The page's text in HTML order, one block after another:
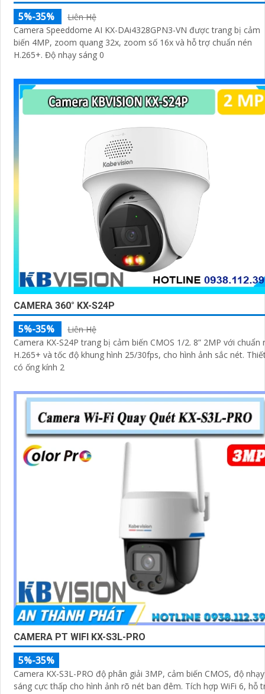
5%-35%
Liên Hệ
Camera Speeddome AI KX-DAi4328GPN3-VN được trang bị cảm
biến 4MP, zoom quang 32x, zoom số 16x và hỗ trợ chuẩn nén
H.265+. Độ nhạy sáng 0
CAMERA 360° KX-S24P
5%-35%
Liên Hệ
Camera KX-S24P trang bị cảm biến CMOS 1/2. 8” 2MP với chuẩn
H.265+ và tốc độ khung hình 25/30fps, cho hình ảnh sắc nét. Thiết bị
có ống kính 2
CAMERA PT WIFI KX-S3L-PRO
5%-35%
Camera KX-S3L-PRO độ phân giải 3MP, cảm biến CMOS, độ nhạy
sáng cực thấp cho hình ảnh rõ nét ban đêm. Tích hợp WiFi 6, hỗ trợ